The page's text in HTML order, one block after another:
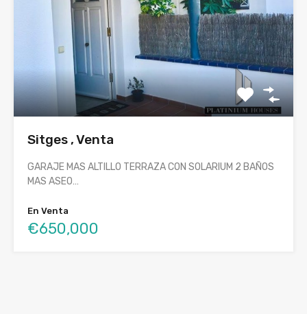
Sitges , Venta
GARAJE MAS ALTILLO TERRAZA CON SOLARIUM 2 BAÑOS
MAS ASEO…
En Venta
€650,000